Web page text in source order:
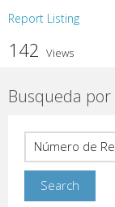
Report Listing
142 Views
Busqueda